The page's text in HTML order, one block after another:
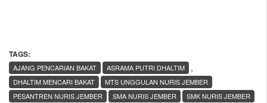
TAGS:
,
AJANG PENCARIAN BAKAT
ASRAMA PUTRI DHALTIM
DHALTIM MENCARI BAKAT
MTS UNGGULAN NURIS JEMBER
PESANTREN NURIS JEMBER
SMA NURIS JEMBER SMK NURIS JEMBER